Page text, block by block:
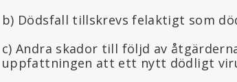
b) Dödsfall tillskrevs felaktigt som
c) Andra skador till följd av
uppfattningen att ett nytt dödligt